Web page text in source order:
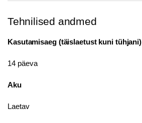
Tehnilised andmed
Kasutamisaeg (täislaetust kuni tühjani)
14 päeva
Aku
Laetav